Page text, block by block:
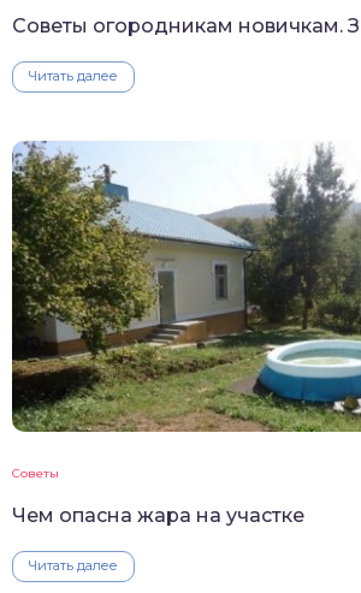
Советы огородникам новичкам.
Читать далее
Советы
Чем опасна жара на участке
Читать далее